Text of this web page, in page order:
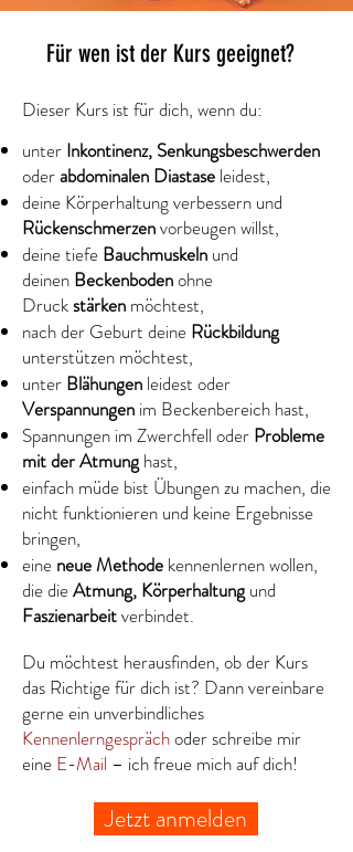
Für wen ist der Kurs geeignet?
Dieser Kurs ist für dich, wenn du:
unter Inkontinenz, Senkungsbeschwerden
oderabdominalen Diastase leidest,
deine Körperhaltung verbessern und
Rückenschmerzenvorbeugen willst,
deine tiefe Bauchmuskeln und
deinen Beckenbodenohne
Druckstärken möchtest,
nach der Geburt deine Rückbildung
unterstützen möchtest,
unter Blähungen leidest oder
Verspannungen im Beckenbereich hast,
Spannungen im Zwerchfell oder Probleme
mit der Atmung hast,
einfach müde bist Übungen zu machen, die
nicht funktionieren und keine Ergebnisse
bringen,
eine neue Methode kennenlernen wollen,
die dieAtmung, Körperhaltung und
Faszienarbeitverbindet.
Du möchtest herausfinden, ob der Kurs
das Richtige für dich ist? Dann vereinbare
gerne ein unverbindliches
Kennenlerngesprächoder schreibe mir
eine E-Mail – ich freue mich auf dich!
Jetzt anmelden